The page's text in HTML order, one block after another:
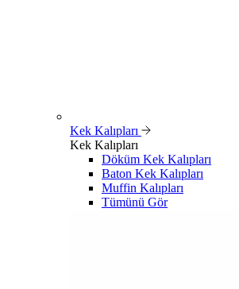
Kek Kalıpları
Kek Kalıpları
Döküm Kek Kalıpları
Baton Kek Kalıpları
Muffin Kalıpları
Tümünü Gör